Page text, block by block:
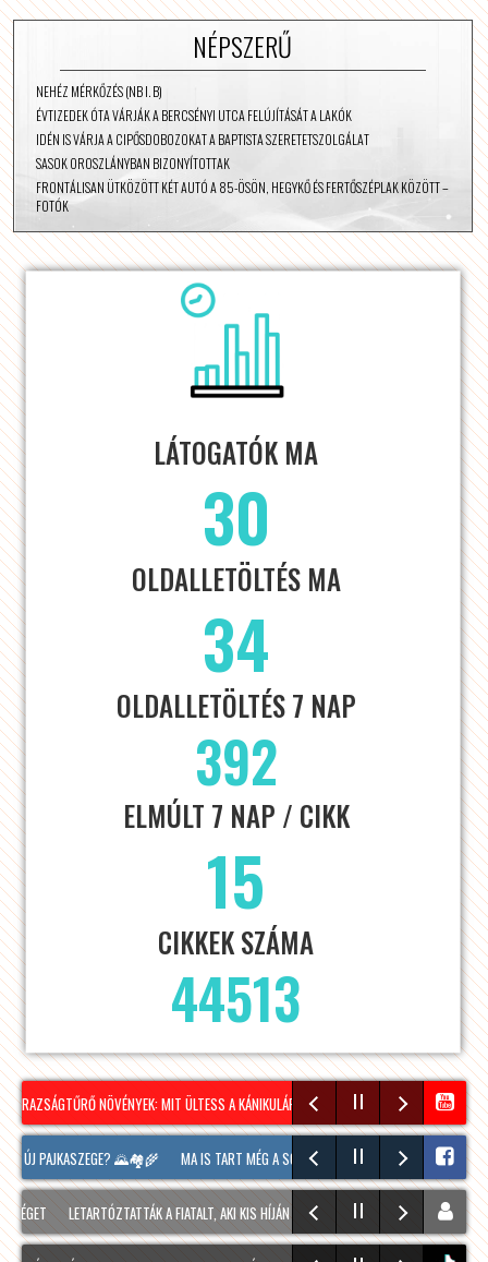
NÉPSZERŰ
NEHÉZ MÉRKŐZÉS (NB I. B)
ÉVTIZEDEK ÓTA VÁRJÁK A BERCSÉNYI UTCA FELÚJÍTÁSÁT A LAKÓK
IDÉN IS VÁRJA A CIPŐSDOBOZOKAT A BAPTISTA SZERETETSZOLGÁLAT
SASOK OROSZLÁNYBAN BIZONYÍTOTTAK
FRONTÁLISAN ÜTKÖZÖTT KÉT AUTÓ A 85-ÖSÖN, HEGYKŐ ÉS FERTŐSZÉPLAK KÖZÖTT –
FOTÓK
LÁTOGATÓK MA
30
OLDALLETÖLTÉS MA
34
OLDALLETÖLTÉS 7 NAP
392
ELMÚLT 7 NAP / CIKK
15
CIKKEK SZÁMA
44513
NÖVÉNYEK: MIT ÜLTESS A KÁNIKULÁRA KÉSZÜLVE? NÉPSZERŰ A
ÚJ PAJKASZEGE? 🌄🏘️🌾 MA IS TART MÉG A SOPRONI BORÜNNEP, 20 ÓRAKOR A
LETARTÓZTATTÁK A FIATALT, AKI KIS HÍJÁN MEGÖLT EGY 28 ÉVES FÉRFIT